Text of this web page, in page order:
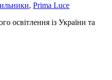
, Prima Luce
освітлення із України та